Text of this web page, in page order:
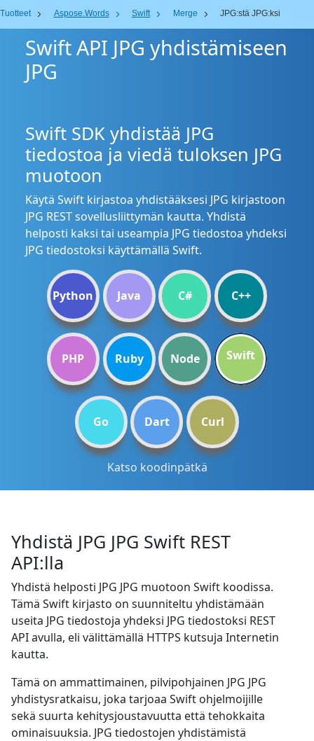
Tuotteet Aspose.Words Swift Merge JPG:stä JPG:ksi
Swift API JPG yhdistämiseen
JPG
Swift SDK yhdistää JPG
tiedostoa ja viedä tuloksen JPG
muotoon
Käytä Swift kirjastoa yhdistääksesi JPG kirjastoon
JPG REST sovellusliittymän kautta. Yhdistä
helposti kaksi tai useampia JPG tiedostoa yhdeksi
JPG tiedostoksi käyttämällä Swift.
Python Java C# C++
PHP Ruby Node Swift
Go Dart Curl
Katso koodinpätkä
Yhdistä JPG JPG Swift REST
API:lla
Yhdistä helposti JPG JPG muotoon Swift koodissa.
Tämä Swift kirjasto on suunniteltu yhdistämään
useita JPG tiedostoja yhdeksi JPG tiedostoksi REST
API avulla, eli välittämällä HTTPS kutsuja Internetin
kautta.
Tämä on ammattimainen, pilvipohjainen JPG JPG
yhdistysratkaisu, joka tarjoaa Swift ohjelmoijille
sekä suurta kehitysjoustavuutta että tehokkaita
ominaisuuksia. JPG tiedostojen yhdistämistä